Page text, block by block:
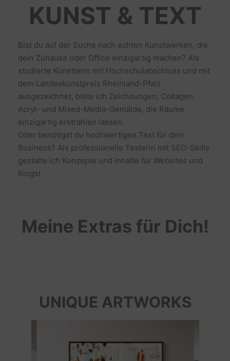
KUNST & TEXT
Bist du auf der Suche nach echten Kunstwerken, die
dein Zuhause oder Office einzigartig machen? Als
studierte Künstlerin mit Hochschulabschluss und mit
dem Landeskunstpreis Rheinland-Pfalz
ausgezeichnet, biete ich Zeichnungen, Collagen,
Acryl- und Mixed-Media-Gemälde, die Räume
einzigartig erstrahlen lassen.
Oder benötigst du hochwertigen Text für dein
Business? Als professionelle Texterin mit SEO-Skills
gestalte ich Konzepte und Inhalte für Websites und
Blogs!
Meine Extras für Dich!
UNIQUE ARTWORKS